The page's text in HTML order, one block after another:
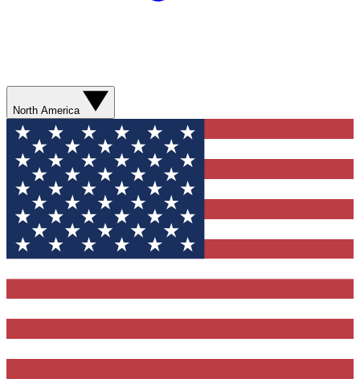
North America